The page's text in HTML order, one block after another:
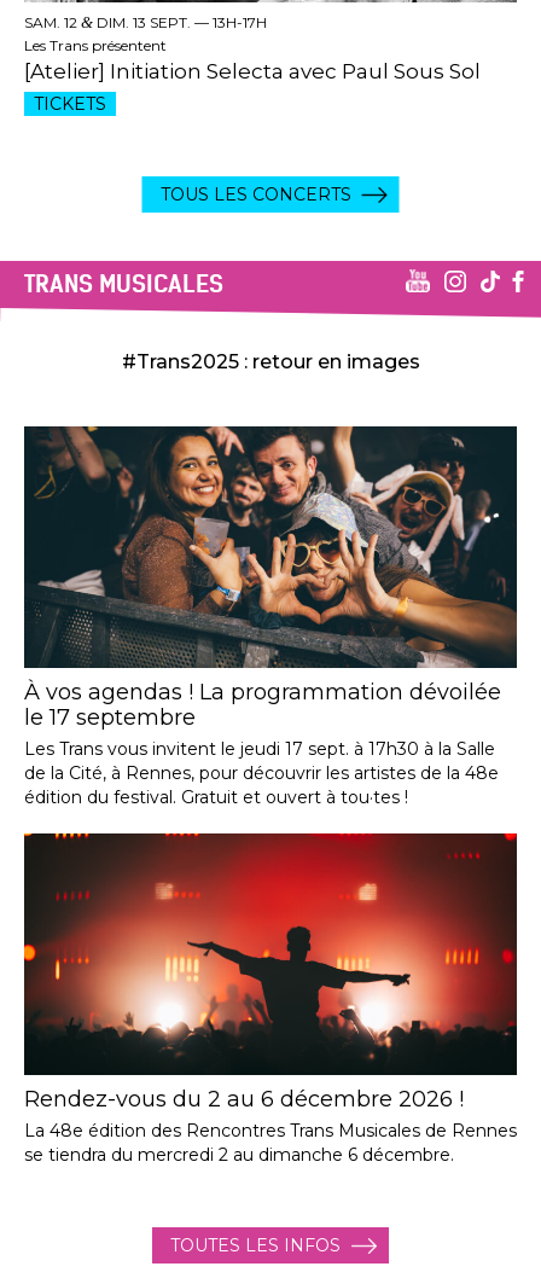
SAM. 12 & DIM. 13 SEPT. — 13H-17H
Les Trans présentent
[Atelier] Initiation Selecta avec Paul Sous Sol
TICKETS
TOUS LES CONCERTS
TRANS MUSICALES
#Trans2025 : retour en images
À vos agendas ! La programmation dévoilée
le 17 septembre
Les Trans vous invitent le jeudi 17 sept. à 17h30 à la Salle
de la Cité, à Rennes, pour découvrir les artistes de la 48e
édition du festival. Gratuit et ouvert à tou·tes !
Rendez-vous du 2 au 6 décembre 2026 !
La 48e édition des Rencontres Trans Musicales de Rennes
se tiendra du mercredi 2 au dimanche 6 décembre.
TOUTES LES INFOS